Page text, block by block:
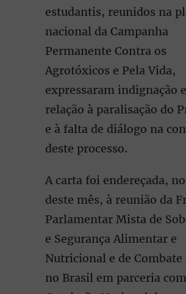
estudantis, reunidos na
nacional da Campanha
Permanente Contra os
Agrotóxicos e Pela Vida,
expressaram indignação
relação à paralisação do
e à falta de diálogo na
deste processo.
A carta foi endereçada,
deste mês, à reunião da
Parlamentar Mista de
e Segurança Alimentar e
Nutricional e de Combate
no Brasil em parceria